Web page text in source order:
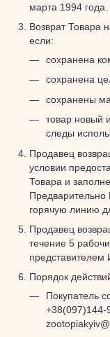
марта 1994 года.
Возврат Товара
если:
сохранена
сохранена
сохранены
товар новый
следы
Продавец
условии
Товара и
Предварительно
горячую линию
Продавец
течение 5
представителем
Порядок
Покупатель
+38(097)144-